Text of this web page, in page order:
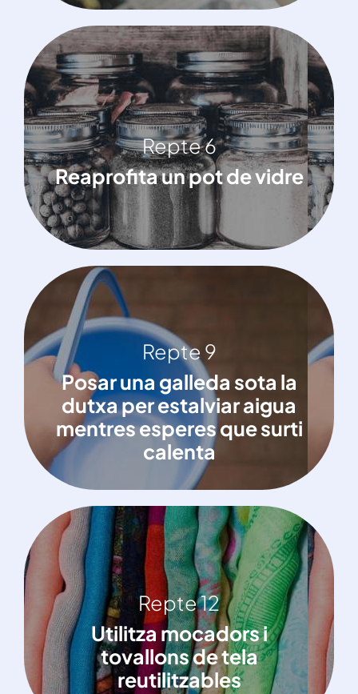
Repte 6
Reaprofita un pot de vidre
Repte 6
Reaprofita un pot de vidre
Repte 9
Posar una galleda sota la
dutxa per estalviar aigua
mentres esperes que surti
calenta
Repte 9
Posar una galleda sota la dutxa per
estalviar aigua mentres esperes que
surti calenta
Repte 12
Utilitza mocadors i
tovallons de tela
reutilitzables
Repte 12
Utilitza mocadors i tovallons de tela
reutilitzables